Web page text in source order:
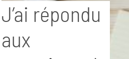
J’ai répondu
aux